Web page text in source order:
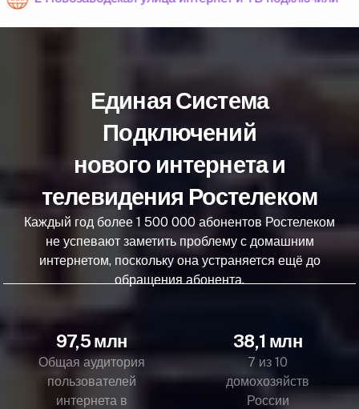
Единая Система
Подключений
нового интернета и
телевидения Ростелеком
Каждый год более 1 500 000 абонентов Ростелеком
не успевают заметить проблему с домашним
интернетом, поскольку она устраняется ещё до
обращения абонента.
97,5 млн
Общая аудитория
пользователей
интернета в
38,1 млн
7 из 10
домохозяйств
России